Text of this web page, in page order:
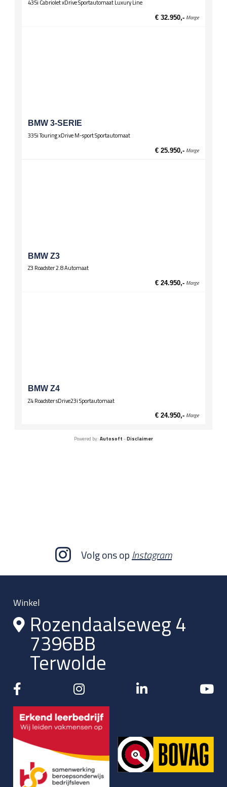
Zittingen
435i Cabriolet xDrive Sportautomaat Luxury Line
€ 32.950,- Marge
BMW 3-SERIE
335i Touring xDrive M-sport Sportautomaat
€ 25.950,- Marge
BMW Z3
Z3 Roadster 2.8 Automaat
€ 24.950,- Marge
BMW Z4
Z4 Roadster sDrive23i Sportautomaat
€ 24.950,- Marge
Powered by: Autosoft -Disclaimer
Volg ons opInstagram
Winkel
Rozendaalseweg 4
7396BB
Terwolde